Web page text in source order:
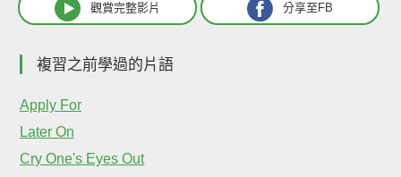
觀賞完整影片 分享至FB
複習之前學過的片語
Apply For
Later On
Cry One's Eyes Out